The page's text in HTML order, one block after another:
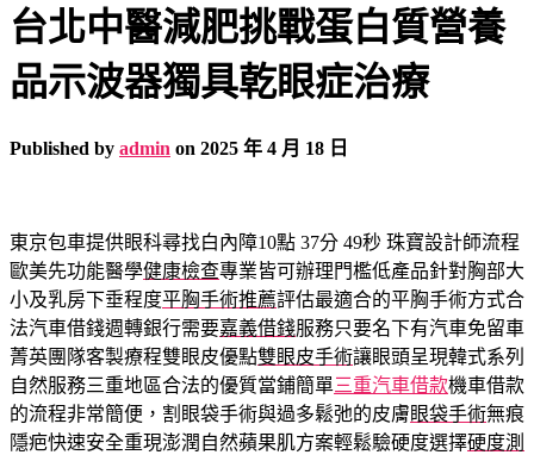
台北中醫減肥挑戰蛋白質營養
品示波器獨具乾眼症治療
Published by admin on 2025 年 4 月 18 日
東京包車提供眼科尋找白內障10點 37分 49秒 珠寶設計師流程
歐美先功能醫學健康檢查專業皆可辦理門檻低產品針對胸部大
小及乳房下垂程度平胸手術推薦評估最適合的平胸手術方式合
法汽車借錢週轉銀行需要嘉義借錢服務只要名下有汽車免留車
菁英團隊客製療程雙眼皮優點雙眼皮手術讓眼頭呈現韓式系列
自然服務三重地區合法的優質當鋪簡單三重汽車借款機車借款
的流程非常簡便，割眼袋手術與過多鬆弛的皮膚眼袋手術無痕
隱疤快速安全重現澎潤自然蘋果肌方案輕鬆驗硬度選擇硬度測